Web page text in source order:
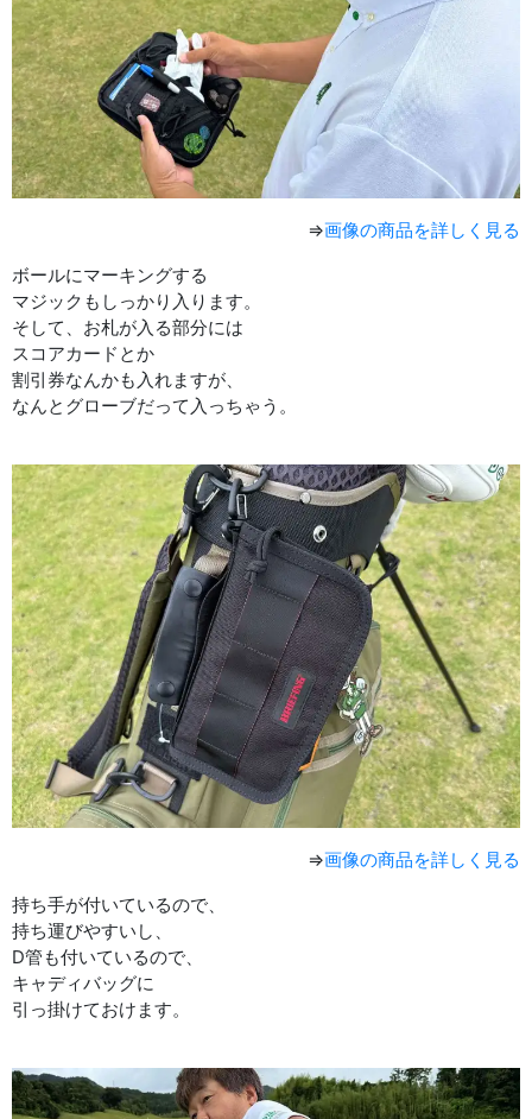
⇒画像の商品を詳しく見る
ボールにマーキングする
マジックもしっかり入ります。
そして、お札が入る部分には
スコアカードとか
割引券なんかも入れますが、
なんとグローブだって入っちゃう。
⇒画像の商品を詳しく見る
持ち手が付いているので、
持ち運びやすいし、
D管も付いているので、
キャディバッグに
引っ掛けておけます。